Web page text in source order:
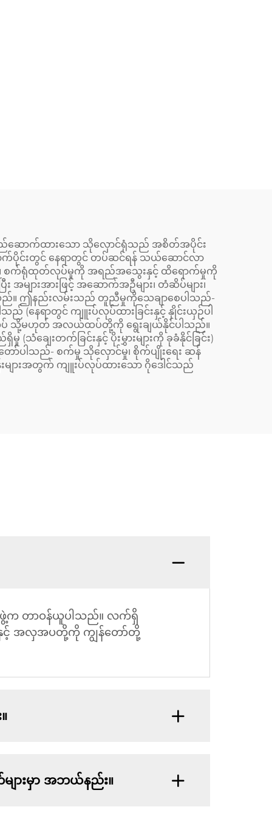
ည်ဆောက်ထားသော သိုလှောင်ရုံသည် အစိတ်အပိုင်း
ောက်ပိုင်းတွင် နေရာတွင် တပ်ဆင်ရန် သယ်ဆောင်လာ
။ စက်ရုံထုတ်လုပ်မှုကို အရည်အသွေးနှင့် ထိရောက်မှုကို
ျားအားဖြင့် အဆောက်အဦများ၊ တံဆိပ်များ၊
ပါသည်။ ဤနည်းလမ်းသည် တူညီမှုကိုသေချာစေပါသည်-
(နေရာတွင် ကျူးပ်လုပ်ထားခြင်းနှင့် နှိုင်းယှဉ်ပါ
တံဆိပ် သို့မဟုတ် အလယ်ထပ်တို့ကို ရွေးချယ်နိုင်ပါသည်။
ချေးတက်ခြင်းနှင့် ပိုးမွှားများကို ခုခံနိုင်ခြင်း)
ာ်ပါသည်- စက်မှု သိုလှောင်မှု၊ စိုက်ပျိုးရေး ဆန်
းများအတွက် ကျူးပ်လုပ်ထားသော ဂိုဒေါင်သည်
က တာဝန်ယူပါသည်။ လက်ရှိ
နှင့် အလှအပတို့ကို ကျွန်တော်တို့
ျားမှာ အဘယ်နည်း။